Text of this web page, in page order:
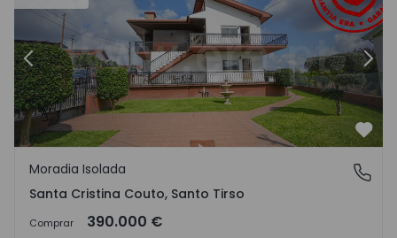
Anterior
Santa Cristina Couto, Santo Tirso
Moradia Isolada
Santa Cristina Couto, Santo Tirso
Comprar 390.000 €